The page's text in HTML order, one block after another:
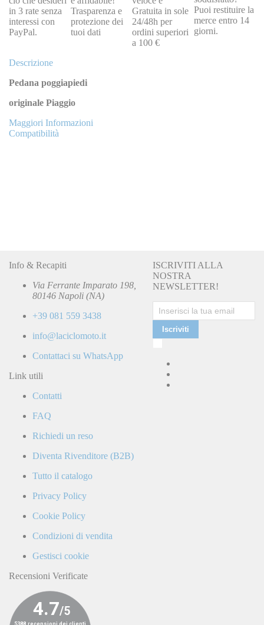
in 3 rate senza
interessi con
PayPal.
Trasparenza e
protezione dei
tuoi dati
Gratuita in sole
24/48h per
ordini superiori
a 100 €
Puoi restituire la
merce entro 14
giorni.
Descrizione
Pedana poggiapiedi
originale Piaggio
Maggiori Informazioni
Compatibilità
Info & Recapiti
Via Ferrante Imparato 198,
80146 Napoli (NA)
+39 081 559 3438
info@laciclomoto.it
Contattaci su WhatsApp
Link utili
Contatti
FAQ
Richiedi un reso
Diventa Rivenditore (B2B)
Tutto il catalogo
Privacy Policy
Cookie Policy
Condizioni di vendita
Gestisci cookie
Recensioni Verificate
ISCRIVITI ALLA
NOSTRA
NEWSLETTER!
Iscriviti
e
accetto
la